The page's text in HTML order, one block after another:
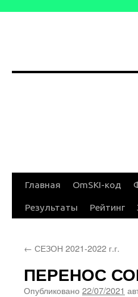
Перейти
Главная OmSKI-код
Результаты Рейтинг
← СЕЗОН 2021-2022 г.г.
ПЕРЕНОС
Опубликовано 22/07/2021